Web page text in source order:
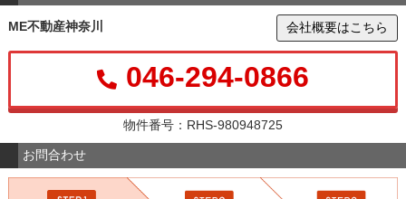
ME不動産神奈川 会社概要はこちら
046-294-0866
物件番号：RHS-980948725
お問合わせ